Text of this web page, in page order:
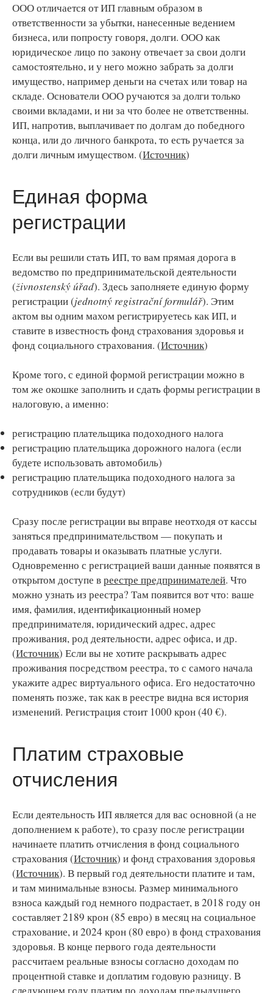
ООО отличается от ИП главным образом в
ответственности за убытки, нанесенные ведением
бизнеса, или попросту говоря, долги. ООО как
юридическое лицо по закону отвечает за свои долги
самостоятельно, и у него можно забрать за долги
имущество, например деньги на счетах или товар на
складе. Основатели ООО ручаются за долги только
своими вкладами, и ни за что более не ответственны.
ИП, напротив, выплачивает по долгам до победного
конца, или до личного банкрота, то есть ручается за
долги личным имуществом. (Источник)
Единая форма
регистрации
Если вы решили стать ИП, то вам прямая дорога в
ведомство по предпринимательской деятельности
(živnostenský úřad). Здесь заполняете единую форму
регистрации (jednotný registrační formulář). Этим
актом вы одним махом регистрируетесь как ИП, и
ставите в известность фонд страхования здоровья и
фонд социального страхования. (Источник)
Кроме того, с единой формой регистрации можно в
том же окошке заполнить и сдать формы регистрации в
налоговую, а именно:
регистрацию плательщика подоходного налога
регистрацию плательщика дорожного налога (если
будете использовать автомобиль)
регистрацию плательщика подоходного налога за
сотрудников (если будут)
Сразу после регистрации вы вправе неотходя от кассы
заняться предпринимательством — покупать и
продавать товары и оказывать платные услуги.
Одновременно с регистрацией ваши данные появятся в
открытом доступе вреестре предпринимателей. Что
можно узнать из реестра? Там появится вот что: ваше
имя, фамилия, идентификационный номер
предпринимателя, юридический адрес, адрес
проживания, род деятельности, адрес офиса, и др.
(Источник) Если вы не хотите раскрывать адрес
проживания посредством реестра, то с самого начала
укажите адрес виртуального офиса. Его недостаточно
поменять позже, так как в реестре видна вся история
изменений. Регистрация стоит 1000 крон (40 €).
Платим страховые
отчисления
Если деятельность ИП является для вас основной (а не
дополнением к работе), то сразу после регистрации
начинаете платить отчисления в фонд социального
страхования (Источник) и фонд страхования здоровья
(Источник). В первый год деятельности платите и там,
и там минимальные взносы. Размер минимального
взноса каждый год немного подрастает, в 2018 году он
составляет 2189 крон (85 евро) в месяц на социальное
страхование, и 2024 крон (80 евро) в фонд страхования
здоровья. В конце первого года деятельности
рассчитаем реальные взносы согласно доходам по
процентной ставке и доплатим годовую разницу. В